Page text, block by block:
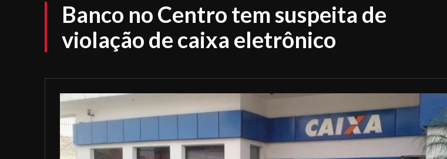
Banco no Centro tem suspeita de
violação de caixa eletrônico